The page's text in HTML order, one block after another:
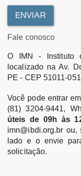
ENVIAR
Fale conosco
O IMN - Instituto
localizado na Av.
PE - CEP 51011-
Você pode entrar
(81) 3204-9441,
úteis de 09h às
imn@ibdi.org.br
lado e o envie
solicitação.